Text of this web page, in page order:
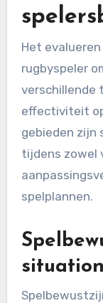
Het
rugbyspeler
verschillende
effectiviteit
gebieden zijn
tijdens zowel
spelplannen.